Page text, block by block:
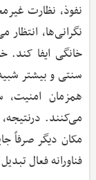
نفوذ، نظارت
نگرانی‌ها،
خانگی ایفا کند.
سنتی و بیشتر
همزمان
می‌کنند.
مکان دیگر صرفاً
فناورانه فعال